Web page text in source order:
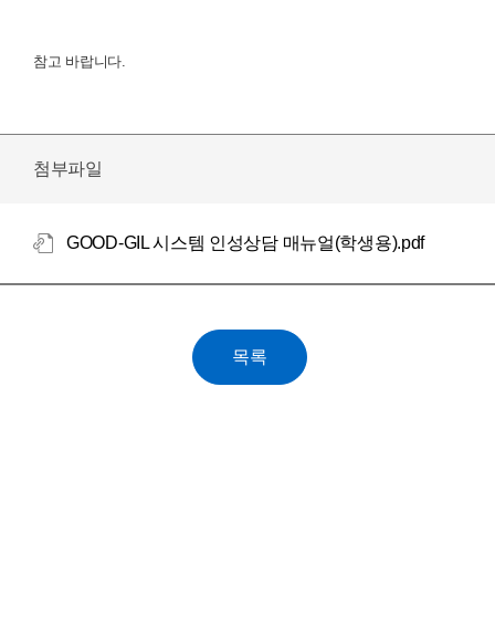
참고 바랍니다.
첨부파일
GOOD-GIL 시스템 인성상담 매뉴얼(학생용).pdf